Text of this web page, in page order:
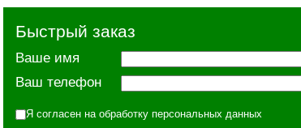
Быстрый заказ
Ваше имя
Ваш телефон
Я согласен на обработку персональных данных